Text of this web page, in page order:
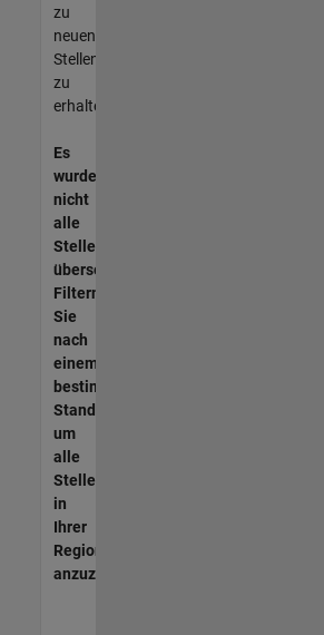
zu
neuen
Stellenangeboten
zu
erhalten.
Es
wurden
nicht
alle
Stellen
übersetzt.
Filtern
Sie
nach
einem
bestimmten
Standort,
um
alle
Stellenangebote
in
Ihrer
Region
anzuzeigen.